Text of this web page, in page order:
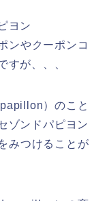
ヨン
ンやクーポンコ
すが、、、
）のこと
ゾンドパピヨン
みつけることが